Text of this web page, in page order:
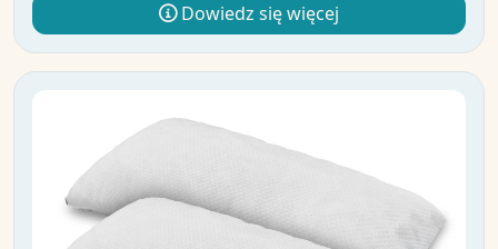
Dowiedz się więcej